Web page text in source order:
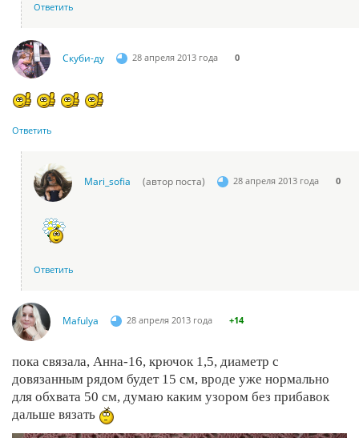
Ответить
Скуби-ду 28 апреля 2013 года 0
Ответить
Mari_sofia (автор поста) 28 апреля 2013 года 0
Ответить
Mafulya 28 апреля 2013 года +14
пока связала, Анна-16, крючок 1,5, диаметр с
довязанным рядом будет 15 см, вроде уже нормально
для обхвата 50 см, думаю каким узором без прибавок
дальше вязать